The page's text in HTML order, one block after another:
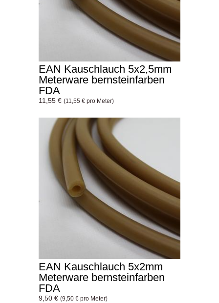
EAN Kauschlauch 5x2,5mm
Meterware bernsteinfarben
FDA
11,55 € (11,55 € pro Meter)
EAN Kauschlauch 5x2mm
Meterware bernsteinfarben
FDA
9,50 € (9,50 € pro Meter)